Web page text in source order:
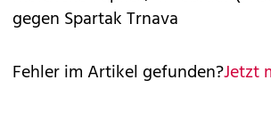
gegen Spartak Trnava
Fehler im Artikel gefunden?Jetzt